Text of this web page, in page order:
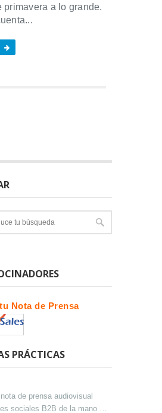
primavera a lo grande.
Nota de Prensa
PRÁCTICAS
de prensa audiovisual
sociales B2B de la mano de